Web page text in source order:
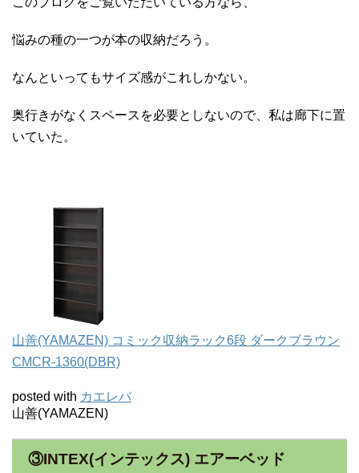
悩みの種の一つが本の収納だろう。
なんといってもサイズ感がこれしかない。
奥行きがなくスペースを必要としないので、私は廊下に置
いていた。
山善(YAMAZEN) コミック収納ラック6段 ダークブラウン
CMCR-1360(DBR)
posted with カエレバ
山善(YAMAZEN)
③INTEX(インテックス) エアーベッド